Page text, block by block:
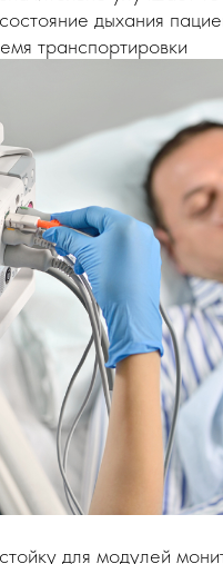
дыхания
транспортировки
для модулей